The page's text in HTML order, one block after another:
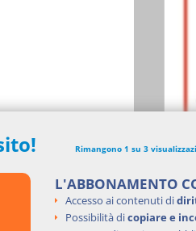
Rimangono 1 su 3
L'ABBONAMENTO
Accesso ai contenuti di
Possibilità dicopiare e